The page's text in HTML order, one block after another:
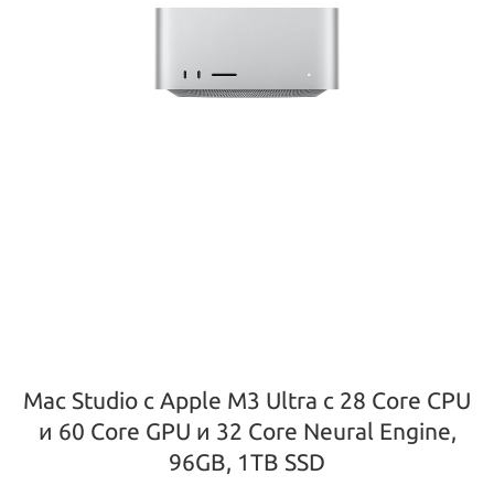
Mac Studio с Apple M3 Ultra с 28 Core CPU
и 60 Core GPU и 32 Core Neural Engine,
96GB, 1TB SSD